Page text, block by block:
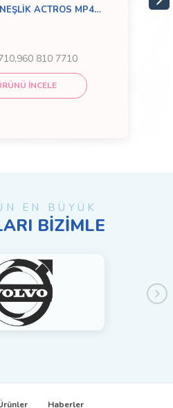
ACTROS MP4
810 7710
İNCELE
EN BÜYÜK
BİZİMLE
Haberler